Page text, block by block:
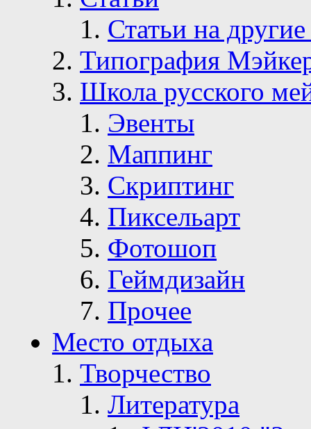
Статьи на
Типография
Школа русского
Эвенты
Маппинг
Скриптинг
Пиксельарт
Фотошоп
Геймдизайн
Прочее
Место отдыха
Творчество
Литература